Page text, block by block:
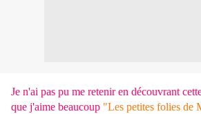
Je n'ai pas pu me retenir en découvrant
que j'aime beaucoup "Les petites folies de